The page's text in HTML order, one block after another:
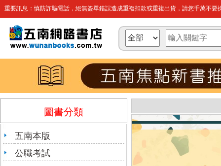
重要訊息：慎防詐騙電話，絕無簽單錯誤造成重複扣款或重複出貨，請您千萬不要
圖書分類
五南本版
公職考試